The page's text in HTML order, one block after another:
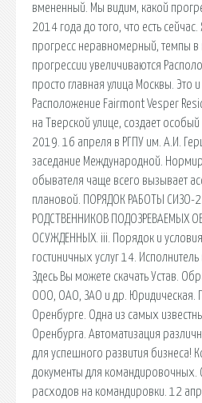
вмененный. Мы видим, какой
2014 года до того, что есть
прогресс неравномерный, темпы в
прогрессии увеличиваются
просто главная улица Москвы. Это и
Расположение Fairmont Vesper
на Тверской улице, создает
2019. 16 апреля в РГПУ им. А.И.
заседание Международной.
обывателя чаще всего вызывает
плановой. ПОРЯДОК РАБОТЫ СИЗО-
РОДСТВЕННИКОВ ПОДОЗРЕВАЕМЫХ
ОСУЖДЕННЫХ. iii. Порядок и
гостиничных услуг 14.
Здесь Вы можете скачать Устав.
ООО, ОАО, ЗАО и др. Юридическая.
Оренбурге. Одна из самых
Оренбурга. Автоматизация
для успешного развития бизнеса!
документы для командировочных.
расходов на командировки. 12